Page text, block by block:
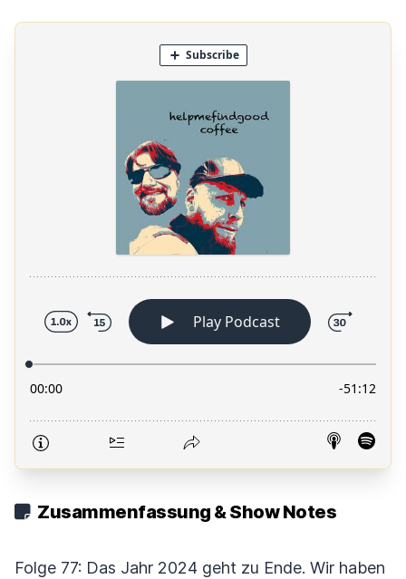
Zusammenfassung & Show Notes
Folge 77: Das Jahr 2024 geht zu Ende. Wir haben